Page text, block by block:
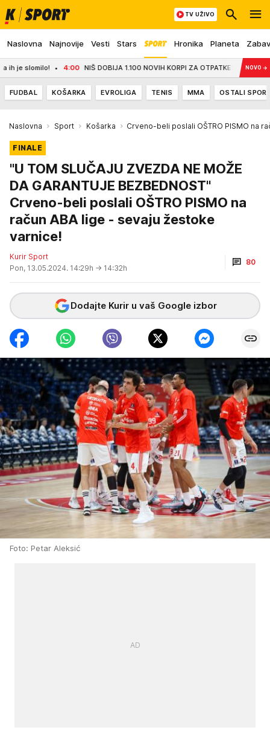
Naslovna Najnovije Vesti Stars Hronika Planeta
TV UŽIVO
4:00 NIŠ DOBIJA 1.100 NOVIH KORPI ZA OTPATKE: Do jeseni stižu
NOVO →
FUDBAL KOŠARKA EVROLIGA TENIS MMA OSTALI
Naslovna Sport Košarka Crveno-beli poslali OŠTRO PISMO na
FINALE
"U TOM SLUČAJU ZVEZDA NE MOŽE
DA GARANTUJE BEZBEDNOST"
Crveno-beli poslali OŠTRO PISMO na
račun ABA lige - sevaju žestoke
varnice!
Kurir Sport
Pon, 13.05.2024. 14:29h → 14:32h
80
Dodajte Kurir u vaš Google izbor
Foto: Petar Aleksić